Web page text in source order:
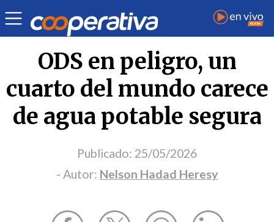
Opinión | Nelson Hadad Heresy
ODS en peligro, un
cuarto del mundo carece
de agua potable segura
Publicado: 25/05/2026
- Autor: Nelson Hadad Heresy